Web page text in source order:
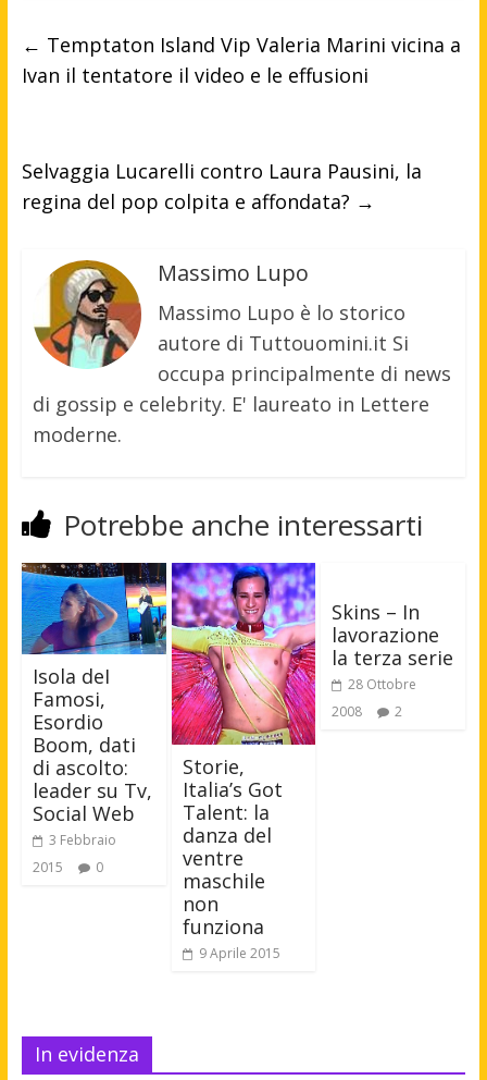
← Temptaton Island Vip Valeria Marini vicina a
Ivan il tentatore il video e le effusioni
Selvaggia Lucarelli contro Laura Pausini, la
regina del pop colpita e affondata? →
Massimo Lupo
Massimo Lupo è lo storico
autore di Tuttouomini.it Si
occupa principalmente di news
di gossip e celebrity. E' laureato in Lettere
moderne.
Potrebbe anche interessarti
Isola deI
Famosi,
Esordio
Boom, dati
di ascolto:
leader su Tv,
Social Web
3 Febbraio
2015
0
Storie,
Italia’s Got
Talent: la
danza del
ventre
maschile
non
funziona
9 Aprile 2015
Skins – In
lavorazione
la terza serie
28 Ottobre
2008
2
In evidenza